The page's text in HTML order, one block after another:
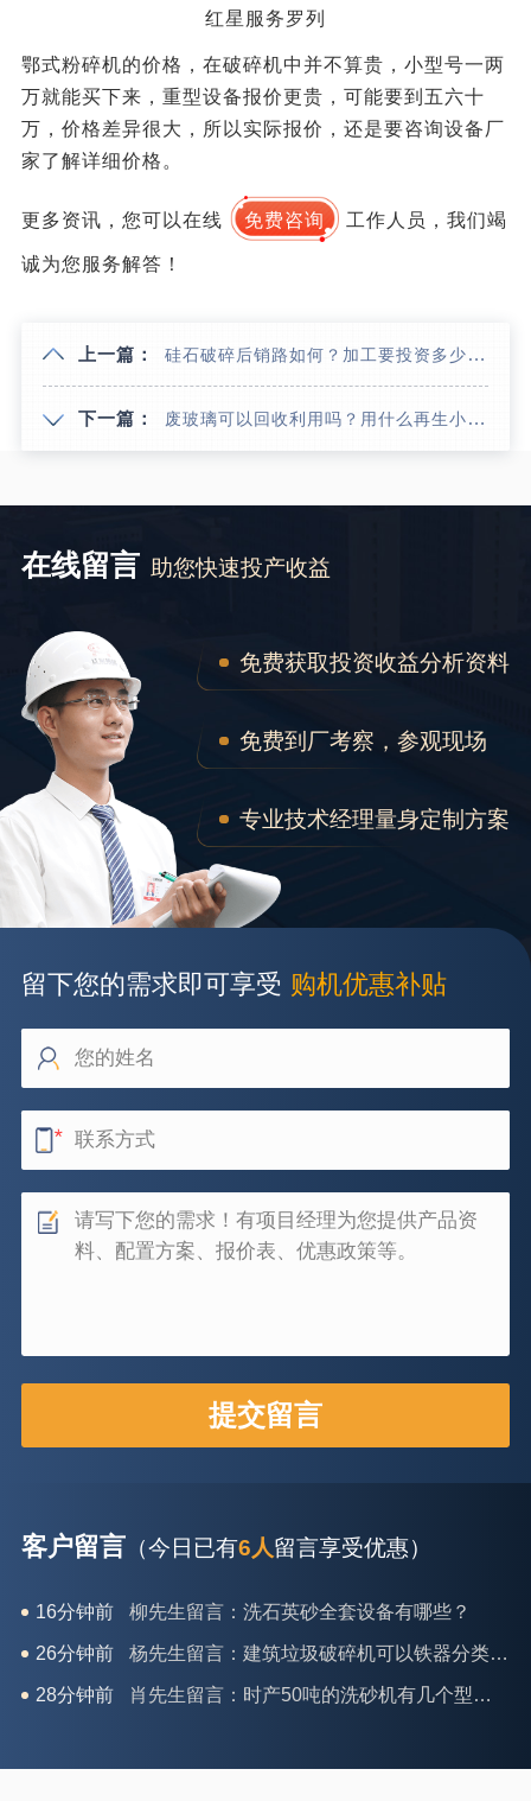
红星服务罗列
鄂式粉碎机的价格，在破碎机中并不算贵，小型号一两
万就能买下来，重型设备报价更贵，可能要到五六十
万，价格差异很大，所以实际报价，还是要咨询设备厂
家了解详细价格。
更多资讯，您可以在线 免费咨询 工作人员，我们竭
诚为您服务解答！
上一篇： 硅石破碎后销路如何？加工要投资多少钱？（内含破碎工艺流程）
下一篇： 废玻璃可以回收利用吗？用什么再生小型加工设备？
在线留言 助您快速投产收益
免费获取投资收益分析资料
免费到厂考察，参观现场
专业技术经理量身定制方案
留下您的需求即可享受 购机优惠补贴
客户留言 （今日已有6人留言享受优惠）
26分钟前 杨先生留言：建筑垃圾破碎机可以铁器分类吗？
28分钟前 肖先生留言：时产50吨的洗砂机有几个型号？
31分钟前 马女士留言：我想咨询一条生产线，你们能做吗？